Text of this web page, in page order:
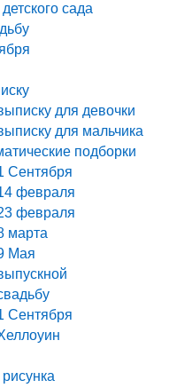
сада
для девочки
для мальчика
подборки
Сентября
февраля
февраля
марта
Мая
Сентября